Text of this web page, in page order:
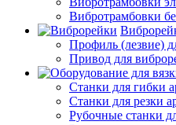
Вибротрамбовки
Профиль (лезвие)
Привод для
Станки для гибки
Станки для резки
Рубочные станки